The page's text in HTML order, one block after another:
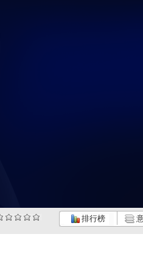
排行榜